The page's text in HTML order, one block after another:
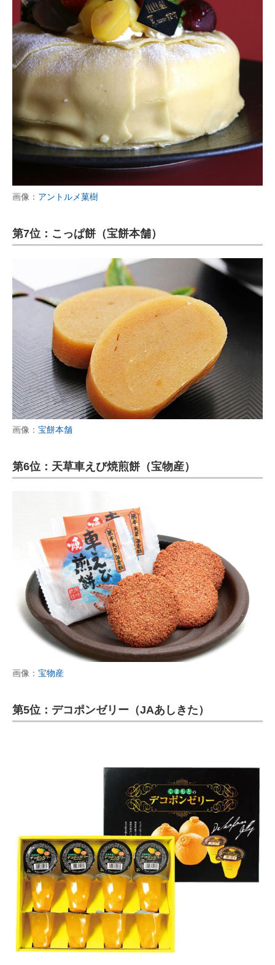
画像： アントルメ菓樹
第7位：こっぱ餅（宝餅本舗）
画像： 宝餅本舗
第6位：天草車えび焼煎餅（宝物産）
画像： 宝物産
第5位：デコポンゼリー（JAあしきた）